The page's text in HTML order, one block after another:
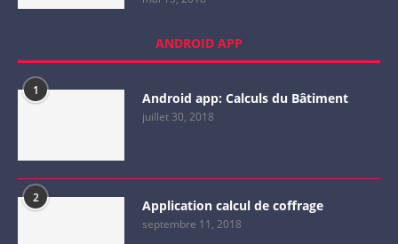
ANDROID APP
1 Android app: Calculs du Bâtiment
juillet 30, 2018
2 Application calcul de coffrage
septembre 11, 2018